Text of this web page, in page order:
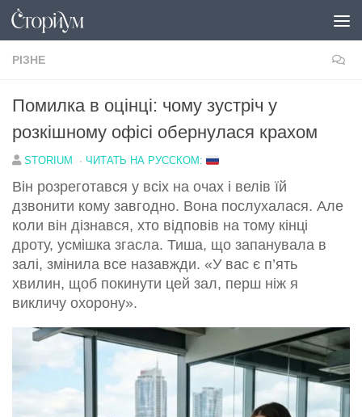
Перейти до вмісту
РІЗНЕ
Помилка в оцінці: чому зустріч у
розкішному офісі обернулася крахом
STORIUM · ЧИТАТЬ НА РУССКОМ:
Він розреготався у всіх на очах і велів їй
дзвонити кому завгодно. Вона послухалася. Але
коли він дізнався, хто відповів на тому кінці
дроту, усмішка згасла. Тиша, що запанувала в
залі, змінила все назавжди. «У вас є п’ять
хвилин, щоб покинути цей зал, перш ніж я
викличу охорону».